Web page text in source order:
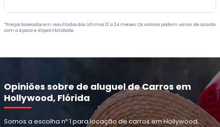
*Preços baseados em resultados dos últimos 12 a 24 meses. Os valores podem variar de acordo
com a época e disponibilidade.
Opiniões sobre de aluguel de Carros em
Hollywood, Flórida
Somos a escolha nº 1 para locação de carros em Hollywood,